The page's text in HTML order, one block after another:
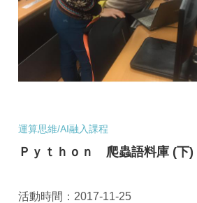
運算思維/AI融入課程
Ｐｙｔｈｏｎ 爬蟲語料庫 (下)
活動時間：2017-11-25